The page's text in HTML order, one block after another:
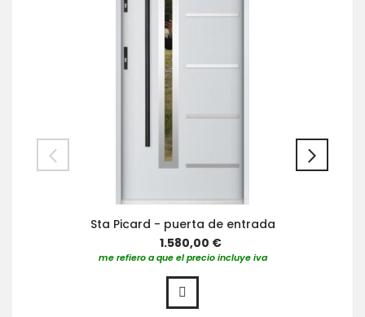
Sta Picard - puerta de entrada
1.580,00 €
me refiero a que el precio incluye iva